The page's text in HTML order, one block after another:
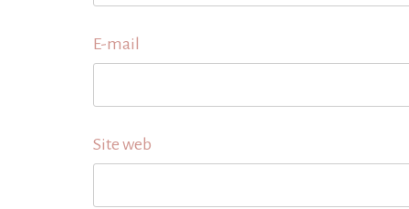
E-mail
Site web